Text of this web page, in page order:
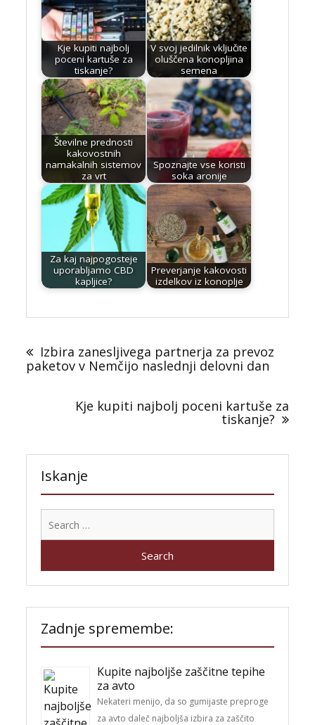
Kje kupiti najbolj
poceni kartuše za
tiskanje?
V svoj jedilnik vključite
oluščena konopljina
semena
Številne prednosti
kakovostnih
namakalnih sistemov
za vrt
Spoznajte vse koristi
soka aronije
Za kaj najpogosteje
uporabljamo CBD
kapljice?
Preverjanje kakovosti
izdelkov iz konoplje
navigation
Izbira zanesljivega partnerja za prevoz
paketov v Nemčijo naslednji delovni dan
Kje kupiti najbolj poceni kartuše za
tiskanje?
Iskanje
Zadnje spremembe:
Kupite najboljše zaščitne tepihe
za avto
Nekateri menijo, da so gumijaste preproge
za avto daleč najboljša izbira za zaščito